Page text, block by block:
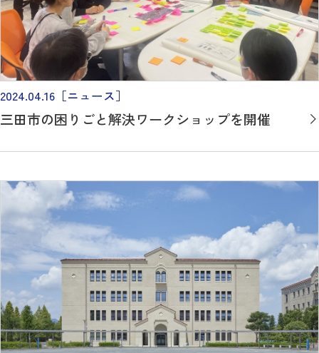
2024.04.16 ［ニュース］
三田市の困りごと解決ワークショップを開催